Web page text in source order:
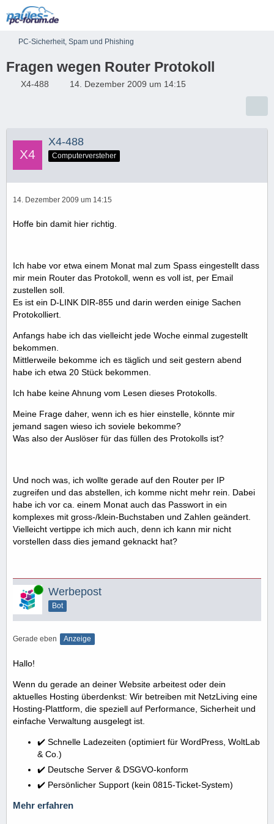
PC-Sicherheit, Spam und Phishing
Fragen wegen Router Protokoll
X4-488 14. Dezember 2009 um 14:15
X4-488
Computerversteher
14. Dezember 2009 um 14:15
Hoffe bin damit hier richtig.
Ich habe vor etwa einem Monat mal zum Spass eingestellt dass
mir mein Router das Protokoll, wenn es voll ist, per Email
zustellen soll.
Es ist ein D-LINK DIR-855 und darin werden einige Sachen
Protokolliert.
Anfangs habe ich das vielleicht jede Woche einmal zugestellt
bekommen.
Mittlerweile bekomme ich es täglich und seit gestern abend
habe ich etwa 20 Stück bekommen.
Ich habe keine Ahnung vom Lesen dieses Protokolls.
Meine Frage daher, wenn ich es hier einstelle, könnte mir
jemand sagen wieso ich soviele bekomme?
Was also der Auslöser für das füllen des Protokolls ist?
Und noch was, ich wollte gerade auf den Router per IP
zugreifen und das abstellen, ich komme nicht mehr rein. Dabei
habe ich vor ca. einem Monat auch das Passwort in ein
komplexes mit gross-/klein-Buchstaben und Zahlen geändert.
Vielleicht vertippe ich mich auch, denn ich kann mir nicht
vorstellen dass dies jemand geknackt hat?
Online Werbepost
Bot
Gerade eben Anzeige
Hallo!
Wenn du gerade an deiner Website arbeitest oder dein
aktuelles Hosting überdenkst: Wir betreiben mit NetzLiving eine
Hosting-Plattform, die speziell auf Performance, Sicherheit und
einfache Verwaltung ausgelegt ist.
✔️ Schnelle Ladezeiten (optimiert für WordPress, WoltLab
& Co.)
✔️ Deutsche Server & DSGVO-konform
✔️ Persönlicher Support (kein 0815-Ticket-System)
Mehr erfahren